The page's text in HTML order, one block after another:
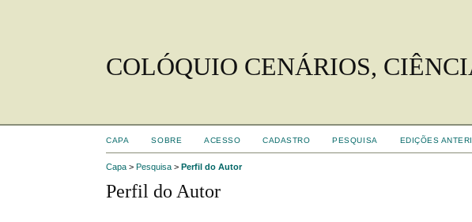
COLÓQUIO CENÁRIOS,
CAPA SOBRE ACESSO CADASTRO PESQUISA EDIÇÕES
Capa >Pesquisa >Perfil do Autor
Perfil do Autor